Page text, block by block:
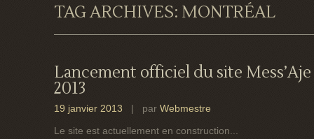
TAG ARCHIVES: MONTRÉAL
Lancement officiel du site
2013
19 janvier 2013 | par Webmestre
Le site est actuellement en construction...